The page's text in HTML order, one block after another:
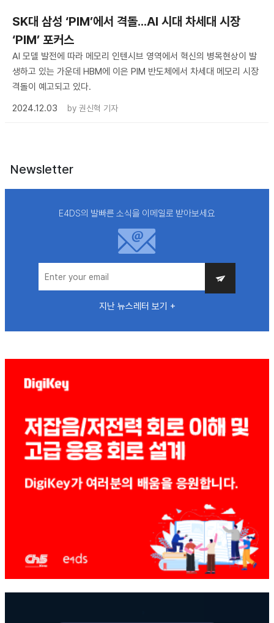
SK대 삼성 ‘PIM’에서 격돌...AI 시대 차세대 시장
‘PIM’ 포커스
AI 모델 발전에 따라 메모리 인텐시브 영역에서 혁신의 병목현상이 발
생하고 있는 가운데 HBM에 이은 PIM 반도체에서 차세대 메모리 시장
격돌이 예고되고 있다.
2024.12.03
by 권신혁 기자
Newsletter
E4DS의 발빠른 소식을 이메일로 받아보세요
지난 뉴스레터 보기 +